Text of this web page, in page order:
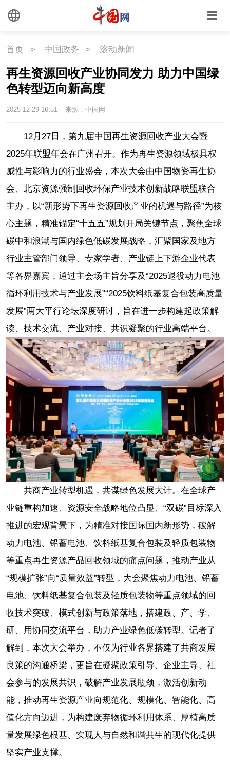
首页 > 中国政务 > 滚动新闻
再生资源回收产业协同发力 助力中国绿
色转型迈向新高度
2025-12-29 16:51 来源：中国网
12月27日，第九届中国再生资源回收产业大会暨
2025年联盟年会在广州召开。作为再生资源领域极具权
威性与影响力的行业盛会，本次大会由中国物资再生协
会、北京资源强制回收环保产业技术创新战略联盟联合
主办，以“新形势下再生资源回收产业的机遇与路径”为核
心主题，精准锚定“十五五”规划开局关键节点，聚焦全球
碳中和浪潮与国内绿色低碳发展战略，汇聚国家及地方
行业主管部门领导、专家学者、产业链上下游企业代表
等各界嘉宾，通过主会场主旨分享及“2025退役动力电池
循环利用技术与产业发展”“2025饮料纸基复合包装高质量
发展”两大平行论坛深度研讨，旨在进一步构建起政策解
读、技术交流、产业对接、共识凝聚的行业高端平台。
共商产业转型机遇，共谋绿色发展大计。在全球产
业链重构加速、资源安全战略地位凸显、“双碳”目标深入
推进的宏观背景下，为精准对接国际国内新形势，破解
动力电池、铅蓄电池、饮料纸基复合包装及轻质包装物
等重点再生资源产品回收领域的痛点问题，推动产业从
“规模扩张”向“质量效益”转型，大会聚焦动力电池、铅蓄
电池、饮料纸基复合包装及轻质包装物等重点领域的回
收技术突破、模式创新与政策落地，搭建政、产、学、
研、用协同交流平台，助力产业绿色低碳转型。记者了
解到，本次大会举办，不仅为行业各界搭建了共商发展
良策的沟通桥梁，更旨在凝聚政策引导、企业主导、社
会参与的发展共识，破解产业发展瓶颈，激活创新动
能，推动再生资源产业向规范化、规模化、智能化、高
值化方向迈进，为构建废弃物循环利用体系、厚植高质
量发展绿色根基、实现人与自然和谐共生的现代化提供
坚实产业支撑。